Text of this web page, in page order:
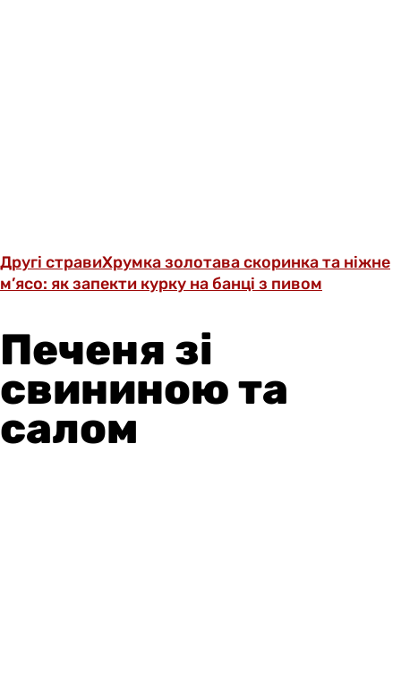
Другі стравиХрумка золотава скоринка та ніжне
м’ясо: як запекти курку на банці з пивом
Печеня зі
свининою та
салом